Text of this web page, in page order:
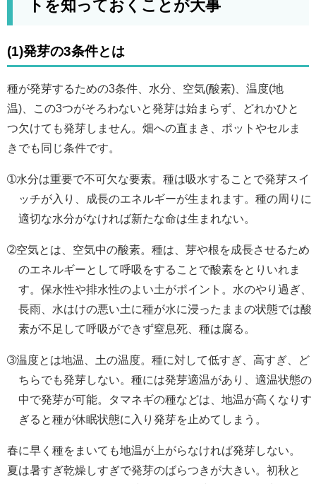
トを知っておくことが大事
(1)発芽の3条件とは
種が発芽するための3条件、水分、空気(酸素)、温度(地
温)、この3つがそろわないと発芽は始まらず、どれかひと
つ欠けても発芽しません。畑への直まき、ポットやセルま
きでも同じ条件です。
➀水分は重要で不可欠な要素。種は吸水することで発芽スイ
ッチが入り、成長のエネルギーが生まれます。種の周りに
適切な水分がなければ新たな命は生まれない。
➁空気とは、空気中の酸素。種は、芽や根を成長させるため
のエネルギーとして呼吸をすることで酸素をとりいれま
す。保水性や排水性のよい土がポイント。水のやり過ぎ、
長雨、水はけの悪い土に種が水に浸ったままの状態では酸
素が不足して呼吸ができず窒息死、種は腐る。
➂温度とは地温、土の温度。種に対して低すぎ、高すぎ、ど
ちらでも発芽しない。種には発芽適温があり、適温状態の
中で発芽が可能。タマネギの種などは、地温が高くなりす
ぎると種が休眠状態に入り発芽を止めてしまう。
春に早く種をまいても地温が上がらなければ発芽しない。
夏は暑すぎ乾燥しすぎで発芽のばらつきが大きい。初秋と